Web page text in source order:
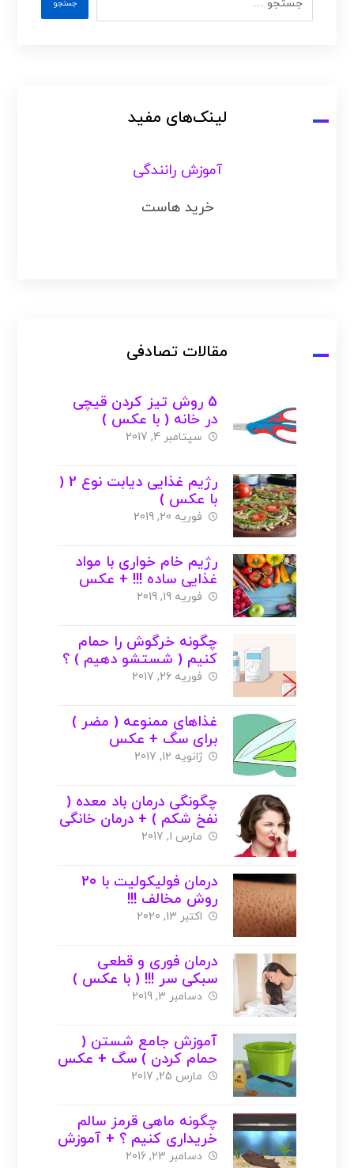
لینک‌های مفید
آموزش رانندگی
خرید هاست
مقالات تصادفی
5 روش تیز کردن قیچی
در خانه ( با عکس )
سپتامبر 4, 2017
رژیم غذایی دیابت نوع 2 (
با عکس )
فوریه 20, 2019
رژیم خام خواری با مواد
غذایی ساده !!! + عکس
فوریه 19, 2019
چگونه خرگوش را حمام
کنیم ( شستشو دهیم ) ؟
+ عکس
فوریه 26, 2017
غذاهای ممنوعه ( مضر )
برای سگ + عکس
ژانویه 12, 2017
چگونگی درمان باد معده (
نفخ شکم ) + درمان خانگی
و گیاهی + عکس
مارس 1, 2017
درمان فولیکولیت با 20
روش مخالف !!!
اکتبر 13, 2020
درمان فوری و قطعی
سبکی سر !!! ( با عکس )
دسامبر 3, 2019
آموزش جامع شستن (
حمام کردن ) سگ + عکس
+ ویدیو
مارس 25, 2017
چگونه ماهی قرمز سالم
خریداری کنیم ؟ + آموزش
بزرگ کردن
دسامبر 23, 2016